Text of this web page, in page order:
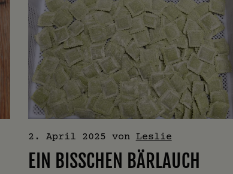
2. April 2025 von Leslie
EIN BISSCHEN BÄRLAUCH